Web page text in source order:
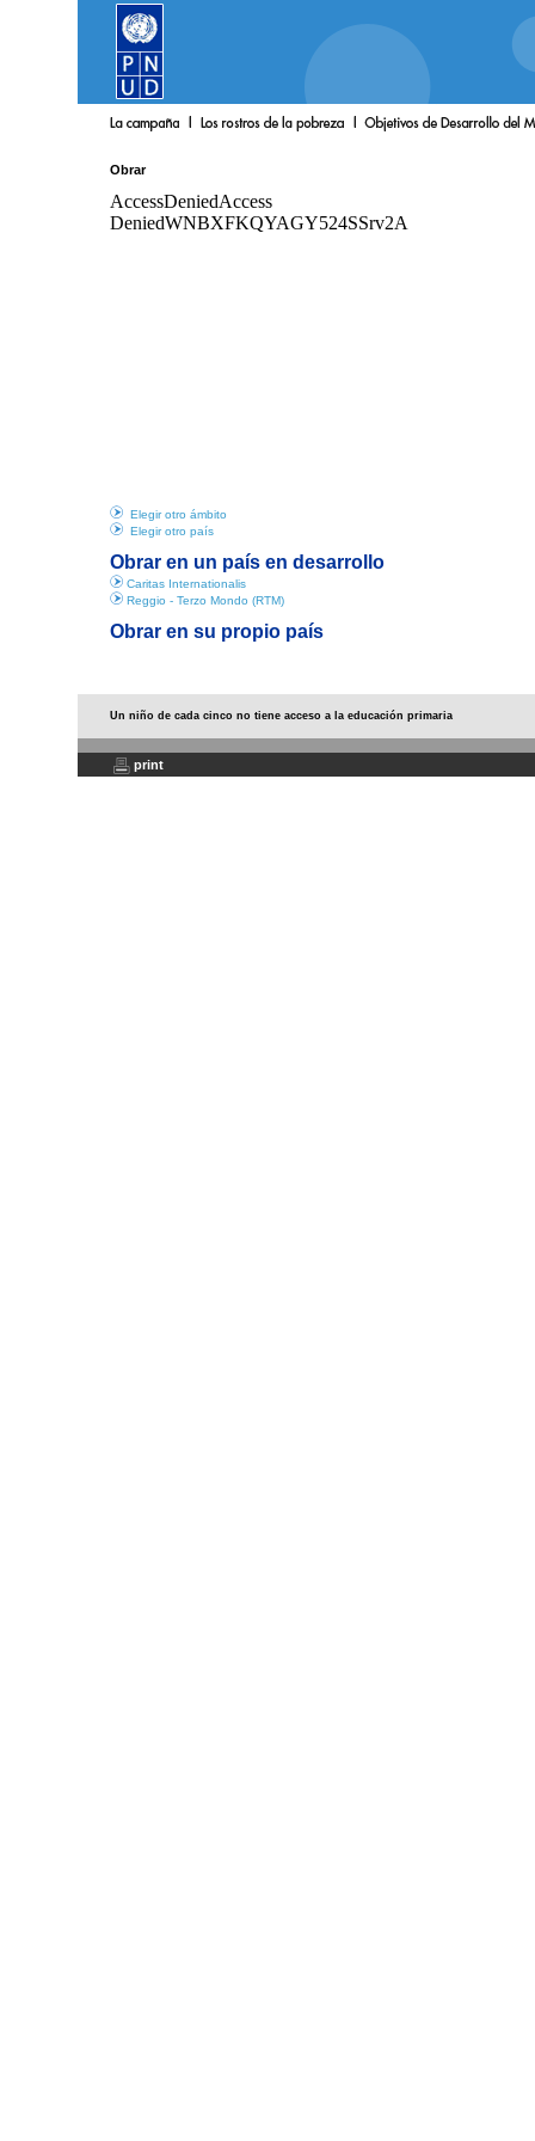
Obrar
Elegir otro ámbito
Elegir otro país
Obrar en un país en desarrollo
Caritas Internationalis
Reggio - Terzo Mondo (RTM)
Obrar en su propio país
Un niño de cada cinco no tiene acceso a la educación primaria
print